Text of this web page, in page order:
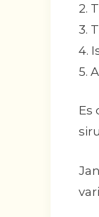
2.
3.
4.
5.
Es